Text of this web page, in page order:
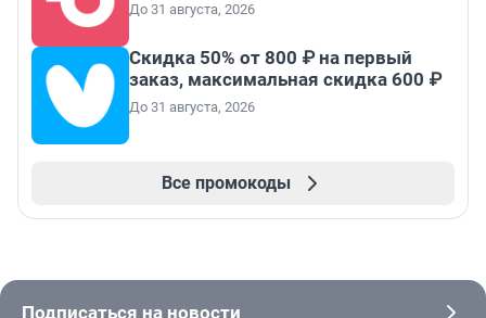
До 31 августа, 2026
Скидка 50% от 800 ₽ на первый
заказ, максимальная скидка 600 ₽
До 31 августа, 2026
Все промокоды
Подписаться на новости